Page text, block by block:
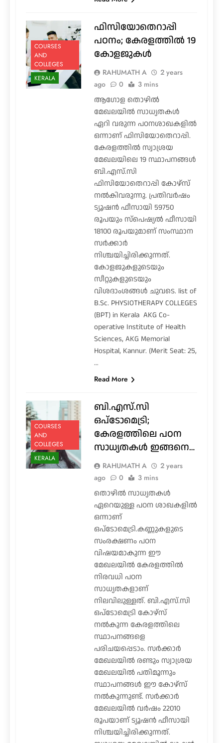
COURSES
AND
COLLEGES
KERALA
ഫിസിയോതെറാപ്പി
പഠനം; കേരളത്തിൽ 19
കോളജുകൾ
RAHUMATH A
2 years
ago
0 3 mins
ആഗോള തൊഴിൽ
മേഖലയിൽ സാധ്യതകൾ
ഏറി വരുന്ന പഠനശാഖകളിൽ
ഒന്നാണ് ഫിസിയോതെറാപ്പി.
കേരളത്തിൽ സ്വാശ്രയ
മേഖലയിലെ 19 സ്ഥാപനങ്ങൾ
ബി.എസ്.സി
ഫിസിയോതെറാപ്പി കോഴ്സ്
നൽകിവരുന്നു. പ്രതിവർഷം
ട്യൂഷൻ ഫീസായി 59750
രൂപയും സ്പെഷ്യൽ ഫീസായി
18100 രൂപയുമാണ് സംസ്ഥാന
സർക്കാർ
നിശ്ചയിച്ചിരിക്കുന്നത്.
കോളജുകളുടെയും
സീറ്റുകളുടെയും
വിശദാംശങ്ങൾ ചുവടെ. list of
B.Sc. PHYSIOTHERAPY COLLEGES
(BPT) in Kerala AKG Co-
operative Institute of Health
Sciences, AKG Memorial
Hospital, Kannur. (Merit Seat: 25,
…
Read More
COURSES
AND
COLLEGES
KERALA
ബി.എസ്.സി
ഒപ്ടോമെട്രി;
കേരളത്തിലെ പഠന
സാധ്യതകൾ ഇങ്ങനെ…
RAHUMATH A
2 years
ago
0 3 mins
തൊഴിൽ സാധ്യതകൾ
ഏറെയുള്ള പഠന ശാഖകളിൽ
ഒന്നാണ്
ഒപ്ടോമെട്രി.കണ്ണുകളുടെ
സംരക്ഷണം പഠന
വിഷയമാകുന്ന ഈ
മേഖലയിൽ കേരളത്തിൽ
നിരവധി പഠന
സാധ്യതകളാണ്
നിലവിലുള്ളത്. ബി.എസ്.സി
ഒപ്ടോമെട്രി കോഴ്സ്
നൽകുന്ന കേരളത്തിലെ
സ്ഥാപനങ്ങളെ
പരിചയപ്പെടാം. സർക്കാർ
മേഖലയിൽ രണ്ടും സ്വാശ്രയ
മേഖലയിൽ പതിമൂന്നും
സ്ഥാപനങ്ങൾ ഈ കോഴ്സ്
നൽകുന്നുണ്ട്. സർക്കാർ
മേഖലയിൽ വർഷം 22010
രൂപയാണ് ട്യൂഷൻ ഫീസായി
നിശ്ചയിച്ചിരിക്കുന്നത്.